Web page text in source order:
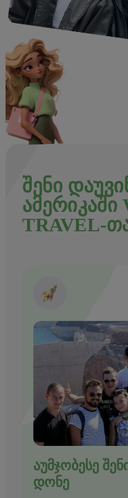
ᲨᲔᲜᲘ
ᲐᲛᲔᲠᲘᲙᲐᲨᲘ
TRAVEL-
ᲐᲣᲛᲯᲝᲑᲔᲡᲔ
ᲓᲝᲜᲔ